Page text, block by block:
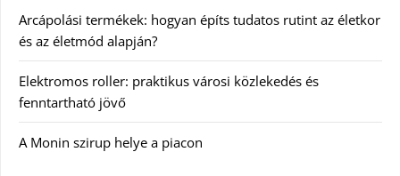
Arcápolási termékek: hogyan építs tudatos rutint az életkor
és az életmód alapján?
Elektromos roller: praktikus városi közlekedés és
fenntartható jövő
A Monin szirup helye a piacon